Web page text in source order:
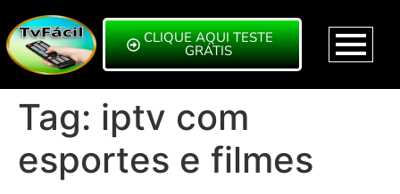
CLIQUE AQUI TESTE
GRÁTIS
Tag: iptv com
esportes e filmes